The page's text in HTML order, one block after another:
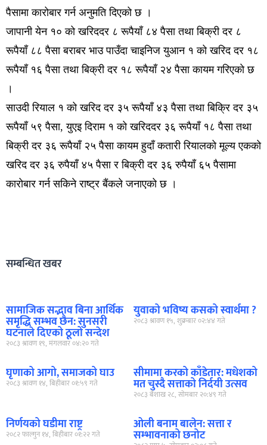
पैसामा कारोबार गर्न अनुमति दिएको छ ।
जापानी येन १० को खरिददर ८ रूपैयाँ ८४ पैसा तथा बिक्री दर ८
रूपैयाँ ८८ पैसा बराबर भाउ पाउँदा चाइनिज युआन १ को खरिद दर १८
रूपैयाँ १६ पैसा तथा बिक्री दर १८ रूपैयाँ २४ पैसा कायम गरिएकाे छ
।
साउदी रियाल १ को खरिद दर ३५ रूपैयाँ ४३ पैसा तथा बिक्रि दर ३५
रूपैयाँ ५९ पैसा, युएइ दिराम १ को खरिददर ३६ रूपैयाँ १८ पैसा तथा
बिक्री दर ३६ रूपैयाँ २५ पैसा कायम हुदाँ कतारी रियालको मूल्य एकको
खरिद दर ३६ रुपैयाँ ४५ पैसा र बिक्री दर ३६ रुपैयाँ ६५ पैसामा
कारोबार गर्न सकिने राष्ट्र बैंकले जनाएको छ ।
सम्बन्धित खबर
सामाजिक सद्भाव बिना आर्थिक
समृद्धि सम्भव छैन: सुनसरी
घटनाले दिएको ठूलो सन्देश
२०८३ श्रावण १९, मंगलवार ०४:२० गते
युवाको भविष्य कसको स्वार्थमा ?
२०८३ श्रावण १५, शुक्रबार ०२:४४ गते
घृणाको आगो, समाजको घाउ
२०८३ श्रावण १४, बिहीबार ०१:५९ गते
सीमामा करको काँडेतार: मधेशको
मत चुस्दै सत्ताको निर्दयी उत्सव
२०८३ बैशाख २८, सोमबार २०:४९ गते
निर्णयको घडीमा राष्ट्र
२०८२ फाल्गुन १४, बिहीबार ०१:२२ गते
ओली बनाम बालेन: सत्ता र
सम्भावनाको छनोट